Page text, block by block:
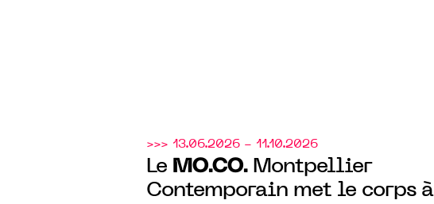
>>> 13.06.2026 - 11.10.2026
Le MO.CO.Montpellier
Contemporain met le corps à